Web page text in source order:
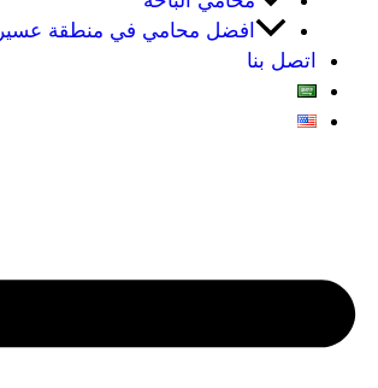
افضل محامي في منطقة عسير
اتصل بنا